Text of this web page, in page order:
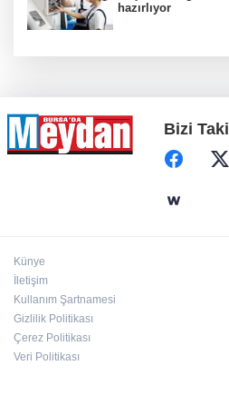
hazırlıyor
Bizi
Künye
İletişim
Kullanım Şartnamesi
Gizlilik Politikası
Çerez Politikası
Veri Politikası